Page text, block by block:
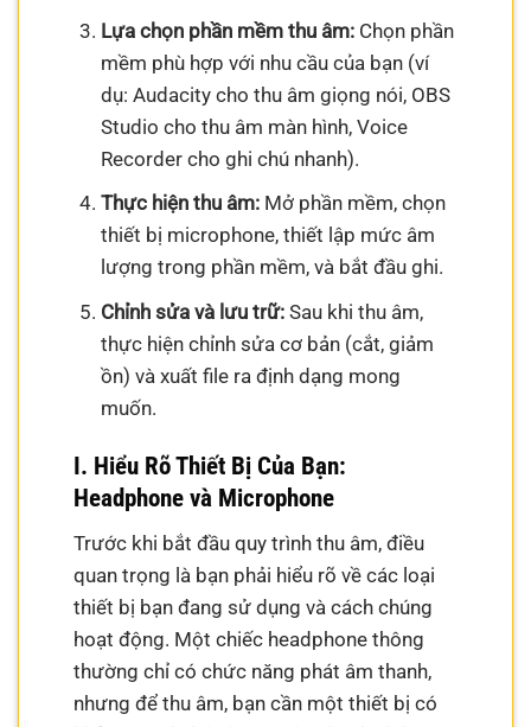
Lựa chọn phần mềm thu âm:Chọn phần
mềm phù hợp với nhu cầu của bạn (ví
dụ: Audacity cho thu âm giọng nói, OBS
Studio cho thu âm màn hình, Voice
Recorder cho ghi chú nhanh).
Thực hiện thu âm:Mở phần mềm, chọn
thiết bị microphone, thiết lập mức âm
lượng trong phần mềm, và bắt đầu ghi.
Chỉnh sửa và lưu trữ:Sau khi thu âm,
thực hiện chỉnh sửa cơ bản (cắt, giảm
ồn) và xuất file ra định dạng mong
muốn.
I. Hiểu Rõ Thiết Bị Của Bạn:
Headphone và Microphone
Trước khi bắt đầu quy trình thu âm, điều
quan trọng là bạn phải hiểu rõ về các loại
thiết bị bạn đang sử dụng và cách chúng
hoạt động. Một chiếc headphone thông
thường chỉ có chức năng phát âm thanh,
nhưng để thu âm, bạn cần một thiết bị có